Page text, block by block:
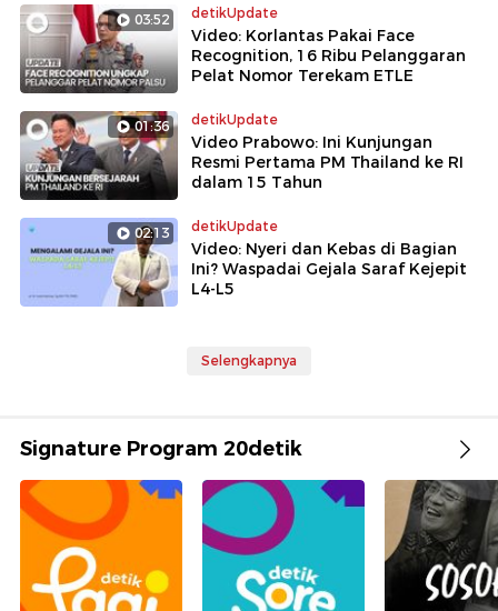
03:52 detikUpdate
Video: Korlantas Pakai Face
Recognition, 16 Ribu Pelanggaran
Pelat Nomor Terekam ETLE
01:36 detikUpdate
Video Prabowo: Ini Kunjungan
Resmi Pertama PM Thailand ke RI
dalam 15 Tahun
02:13 detikUpdate
Video: Nyeri dan Kebas di Bagian
Ini? Waspadai Gejala Saraf Kejepit
L4-L5
Selengkapnya
Signature Program 20detik